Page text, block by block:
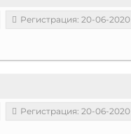
Регистрация: 20-06-2020
Регистрация: 20-06-2020